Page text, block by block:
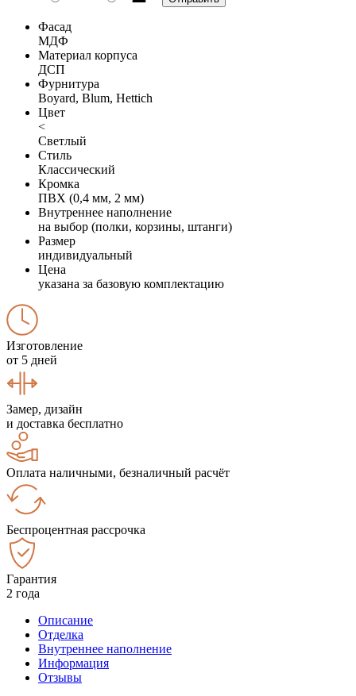
Фасад
МДФ
Материал корпуса
ДСП
Фурнитура
Boyard, Blum, Hettich
Цвет
<
Светлый
Стиль
Классический
Кромка
ПВХ (0,4 мм, 2 мм)
Внутреннее наполнение
на выбор (полки, корзины, штанги)
Размер
индивидуальный
Цена
указана за базовую комплектацию
Изготовление
от 5 дней
Замер, дизайн
и доставка бесплатно
Оплата наличными, безналичный расчёт
Беспроцентная рассрочка
Гарантия
2 года
Описание
Отделка
Внутреннее наполнение
Информация
Отзывы